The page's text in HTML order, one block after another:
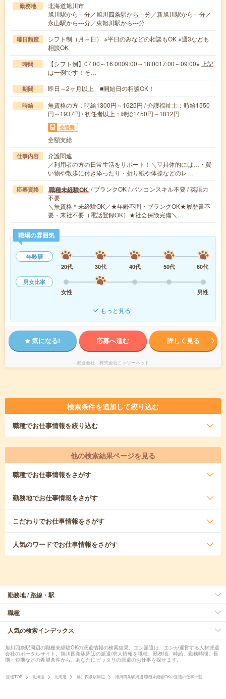
勤務地
北海道旭川市
旭川駅から---分／旭川四条駅から---分／新旭川駅から---分／
永山駅から---分／東旭川駅から---分
曜日頻度
シフト制（月～日） ※平日のみなどの相談もOK ※週3なども
相談OK
時間
【シフト例】07:00～16:0009:00～18:0017:00～09:00※ 上記
は一例です！そ…
期間 即日～2ヶ月以上 ■開始日の相談OK！
時給
無資格の方：時給1300円～1625円 / 介護福祉士：時給1550
円～1937円 / 初任者以上：時給1450円～1812円
交通費
全額支給
仕事内容
介護関連
／利用者の方の日常生活をサポート！＼▽具体的には…・買
い物や散歩に付き添ったり・折り紙や体操などのレ…
応募資格 職種未経験OK / ブランクOK / パソコンスキル不要 / 英語力
不要
＼無資格＊未経験OK／★年齢不問・ブランクOK★履歴書不
要・来社不要（電話登録OK）★社会保険完備＼…
職場の雰囲気
年齢層
20代
30代 40代 50代
60代
男女比率
女性
男性
もっと見る
気になる! 応募へ進む 詳しく見る
派遣会社 株式会社ニッソーネット
検索条件を追加して絞り込む
職種でお仕事情報を絞り込む
他の検索結果ページを見る
職種でお仕事情報をさがす
勤務地でお仕事情報をさがす
こだわりでお仕事情報をさがす
人気のワードでお仕事情報をさがす
勤務地 / 路線・駅
職種
人気の検索インデックス
旭川四条駅周辺の職種未経験OKの派遣情報の検索結果。エン派遣は、エンが運営する人材派遣
会社のポータルサイト。旭川四条駅周辺の派遣/求人情報を職種、勤務地、時給、勤務時間、長
期・短期などの希望条件から、あなたにピッタリの派遣のお仕事を探せます。
派遣TOP 北海道 北海道 旭川四条駅周辺 旭川四条駅周辺 職種未経験OKの派遣の仕事一覧